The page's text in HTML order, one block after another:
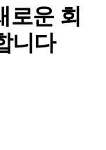
운 회
니다